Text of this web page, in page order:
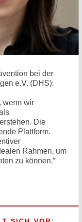
bei der
e.V. (DHS):
wenn wir
Die
Plattform.
Rahmen, um
zu können.“